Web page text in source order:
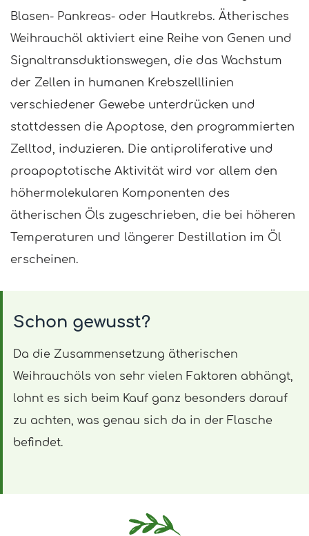
Blasen- Pankreas- oder Hautkrebs. Ätherisches
Weihrauchöl aktiviert eine Reihe von Genen und
Signaltransduktionswegen, die das Wachstum
der Zellen in humanen Krebszelllinien
verschiedener Gewebe unterdrücken und
stattdessen die Apoptose, den programmierten
Zelltod, induzieren. Die antiproliferative und
proapoptotische Aktivität wird vor allem den
höhermolekularen Komponenten des
ätherischen Öls zugeschrieben, die bei höheren
Temperaturen und längerer Destillation im Öl
erscheinen.
Schon gewusst?
Da die Zusammensetzung ätherischen
Weihrauchöls von sehr vielen Faktoren abhängt,
lohnt es sich beim Kauf ganz besonders darauf
zu achten, was genau sich da in der Flasche
befindet.